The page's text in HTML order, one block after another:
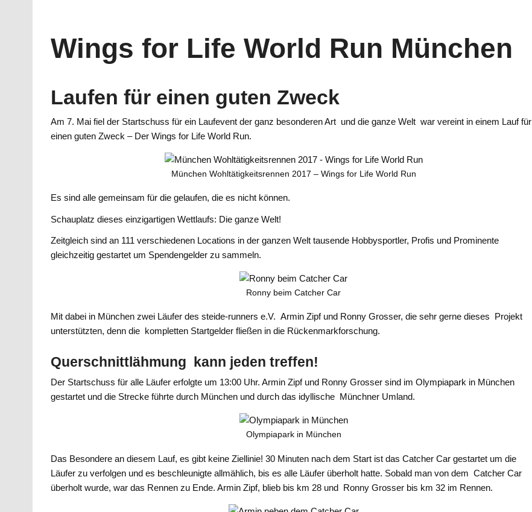
Wings for Life World Run München
Laufen für einen guten Zweck
Am 7. Mai fiel der Startschuss für ein Laufevent der ganz besonderen Art und die ganze Welt war vereint in einem Lauf für
einen guten Zweck – Der Wings for Life World Run.
München Wohltätigkeitsrennen 2017 – Wings for Life World Run
Es sind alle gemeinsam für die gelaufen, die es nicht können.
Schauplatz dieses einzigartigen Wettlaufs: Die ganze Welt!
Zeitgleich sind an 111 verschiedenen Locations in der ganzen Welt tausende Hobbysportler, Profis und Prominente
gleichzeitig gestartet um Spendengelder zu sammeln.
Ronny beim Catcher Car
Mit dabei in München zwei Läufer des steide-runners e.V. Armin Zipf und Ronny Grosser, die sehr gerne dieses Projekt
unterstützten, denn die kompletten Startgelder fließen in die Rückenmarkforschung.
Querschnittlähmung kann jeden treffen!
Der Startschuss für alle Läufer erfolgte um 13:00 Uhr. Armin Zipf und Ronny Grosser sind im Olympiapark in München
gestartet und die Strecke führte durch München und durch das idyllische Münchner Umland.
Olympiapark in München
Das Besondere an diesem Lauf, es gibt keine Ziellinie! 30 Minuten nach dem Start ist das Catcher Car gestartet um die
Läufer zu verfolgen und es beschleunigte allmählich, bis es alle Läufer überholt hatte. Sobald man von dem Catcher Car
überholt wurde, war das Rennen zu Ende. Armin Zipf, blieb bis km 28 und Ronny Grosser bis km 32 im Rennen.